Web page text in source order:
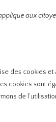
aux
des cookies
cookies sont
de